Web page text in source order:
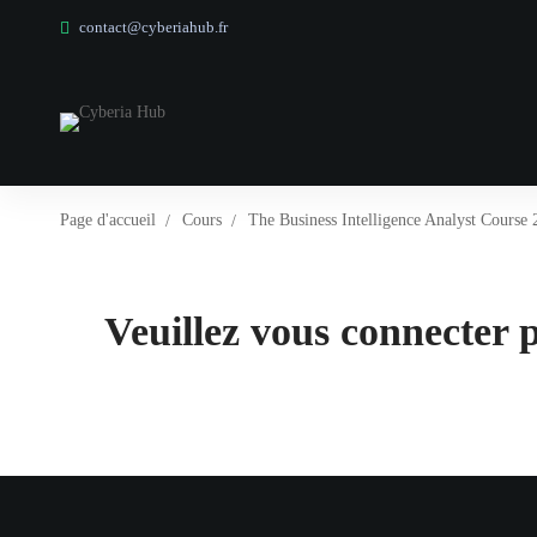
contact@cyberiahub.fr
Page d'accueil Cours The Business Intelligence Analyst Course
Veuillez vous connecter